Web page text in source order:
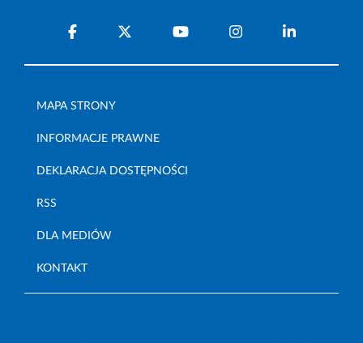
MAPA STRONY
INFORMACJE PRAWNE
DEKLARACJA DOSTĘPNOŚCI
RSS
DLA MEDIÓW
KONTAKT